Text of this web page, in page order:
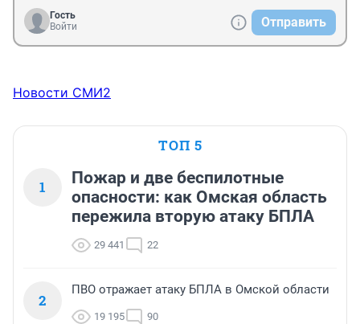
Гость
Войти
Отправить
Новости СМИ2
ТОП 5
1
Пожар и две беспилотные
опасности: как Омская область
пережила вторую атаку БПЛА
29 441 22
2
ПВО отражает атаку БПЛА в Омской области
19 195 90